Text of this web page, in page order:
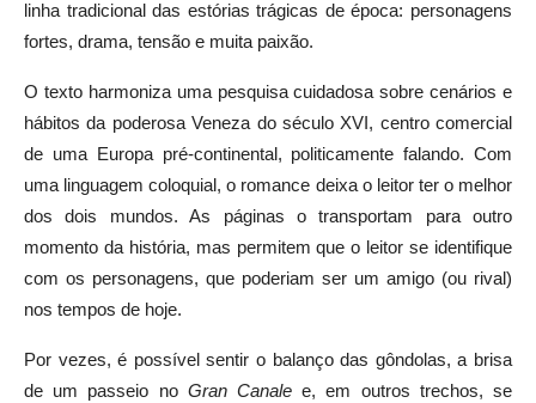
linha tradicional das estórias trágicas de época: personagens
fortes, drama, tensão e muita paixão.
O texto harmoniza uma pesquisa cuidadosa sobre cenários e
hábitos da poderosa Veneza do século XVI, centro comercial
de uma Europa pré-continental, politicamente falando. Com
uma linguagem coloquial, o romance deixa o leitor ter o melhor
dos dois mundos. As páginas o transportam para outro
momento da história, mas permitem que o leitor se identifique
com os personagens, que poderiam ser um amigo (ou rival)
nos tempos de hoje.
Por vezes, é possível sentir o balanço das gôndolas, a brisa
de um passeio no Gran Canale e, em outros trechos, se